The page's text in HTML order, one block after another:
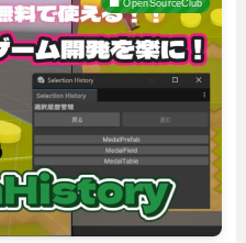
OpenSourceClub